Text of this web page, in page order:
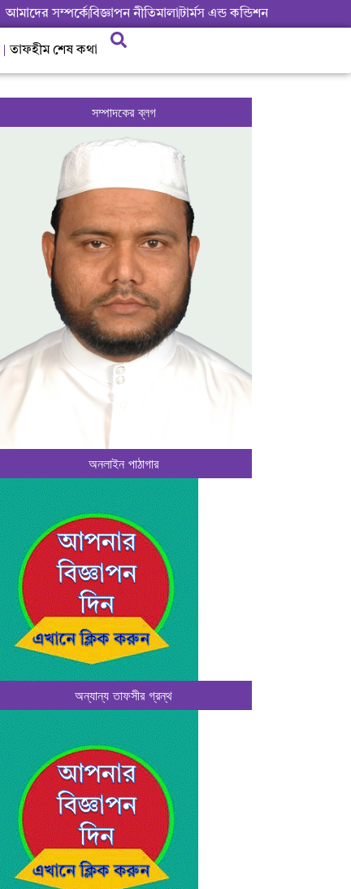
আমাদের সম্পর্কেবিজ্ঞাপন নীতিমালাটার্মস এন্ড কন্ডিশন
তাফহীম শেষ কথা
সম্পাদকের ব্লগ
অনলাইন পাঠাগার
অন্যান্য তাফসীর গ্রন্থ